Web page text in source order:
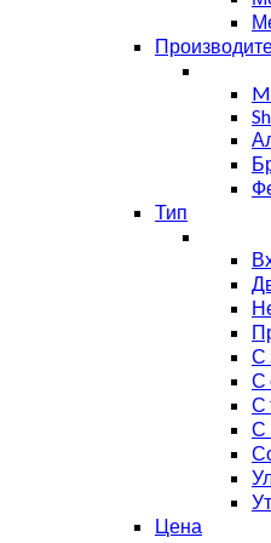
Тип
С
С
С
С
Цена